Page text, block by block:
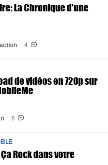
La Chronique d'une
4
de vidéos en 720p sur
6
Rock dans votre